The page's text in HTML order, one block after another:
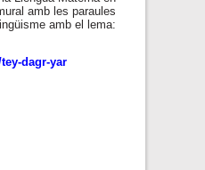
amb les paraules
amb el lema:
dagr-yar